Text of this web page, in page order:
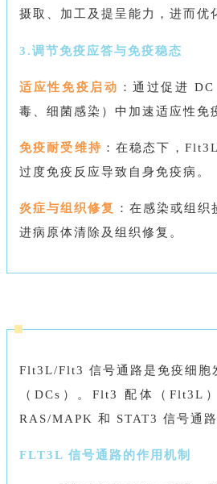
摄取、加工及提呈能力，进而优
3.调节免疫应答与免疫稳态
适应性免疫启动 ：通过促进
毒、细菌感染）中加速适应性免
免疫耐受维持 ：在稳态下，
过度免疫反应导致自身免疫病。
炎症与组织修复
：在感染或组
进病原体清除及组织修复。
Flt3L/Flt3 信号通路是免疫细胞
（DCs）。Flt3 配体（Flt3L
RAS/MAPK 和 STAT3 信号通路
FLT3L 信号通路的作用机制